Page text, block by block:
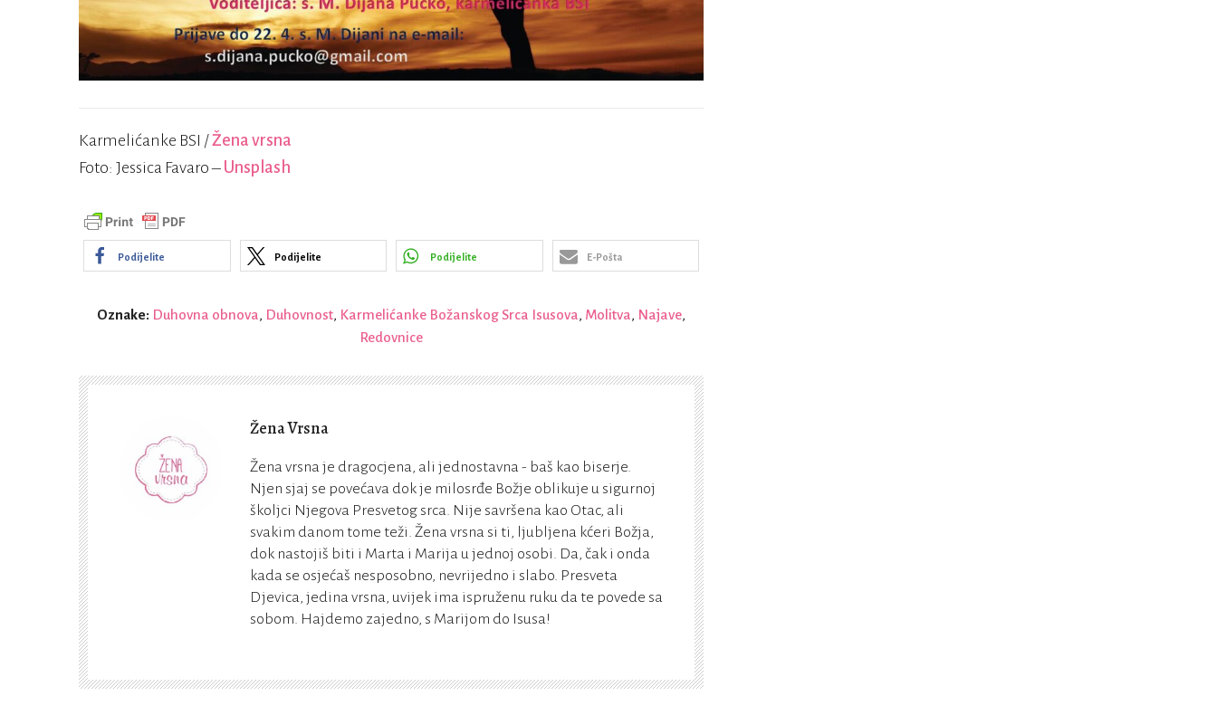
Karmelićanke BSI /Žena vrsna
Foto: Jessica Favaro – Unsplash
Podijelite Podijelite Podijelite E-Pošta
Oznake: Duhovna obnova, Duhovnost, Karmelićanke Božanskog Srca Isusova, Molitva, Najave,
Redovnice
Žena Vrsna
Žena vrsna je dragocjena, ali jednostavna - baš kao biserje.
Njen sjaj se povećava dok je milosrđe Božje oblikuje u sigurnoj
školjci Njegova Presvetog srca. Nije savršena kao Otac, ali
svakim danom tome teži. Žena vrsna si ti, ljubljena kćeri Božja,
dok nastojiš biti i Marta i Marija u jednoj osobi. Da, čak i onda
kada se osjećaš nesposobno, nevrijedno i slabo. Presveta
Djevica, jedina vrsna, uvijek ima ispruženu ruku da te povede sa
sobom. Hajdemo zajedno, s Marijom do Isusa!